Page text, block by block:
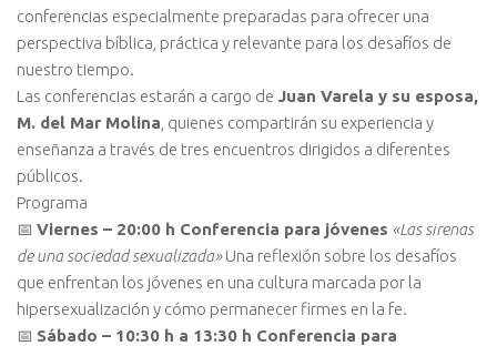
conferencias especialmente preparadas para ofrecer una
perspectiva bíblica, práctica y relevante para los desafíos de
nuestro tiempo.
Las conferencias estarán a cargo de Juan Varela y su esposa,
M. del Mar Molina , quienes compartirán su experiencia y
enseñanza a través de tres encuentros dirigidos a diferentes
públicos.
Programa
📅 Viernes – 20:00 h Conferencia para jóvenes «Las sirenas
de una sociedad sexualizada»Una reflexión sobre los desafíos
que enfrentan los jóvenes en una cultura marcada por la
hipersexualización y cómo permanecer firmes en la fe.
📅 Sábado – 10:30 h a 13:30 h Conferencia para